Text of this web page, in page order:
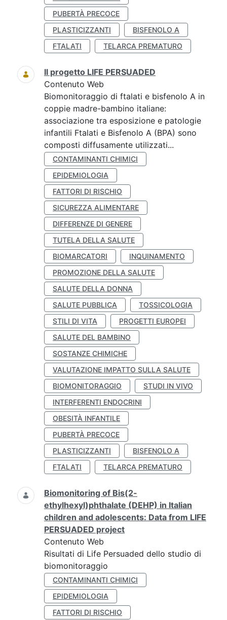
PUBERTÀ PRECOCE
PLASTICIZZANTI
BISFENOLO A
FTALATI
TELARCA PREMATURO
Il progetto LIFE PERSUADED
Contenuto Web
Biomonitoraggio di ftalati e bisfenolo A in
coppie madre-bambino italiane:
associazione tra esposizione e patologie
infantili Ftalati e Bisfenolo A (BPA) sono
composti diffusamente utilizzati...
CONTAMINANTI CHIMICI
EPIDEMIOLOGIA
FATTORI DI RISCHIO
SICUREZZA ALIMENTARE
DIFFERENZE DI GENERE
TUTELA DELLA SALUTE
BIOMARCATORI
INQUINAMENTO
PROMOZIONE DELLA SALUTE
SALUTE DELLA DONNA
SALUTE PUBBLICA
TOSSICOLOGIA
STILI DI VITA
PROGETTI EUROPEI
SALUTE DEL BAMBINO
SOSTANZE CHIMICHE
VALUTAZIONE IMPATTO SULLA SALUTE
BIOMONITORAGGIO
STUDI IN VIVO
INTERFERENTI ENDOCRINI
OBESITÀ INFANTILE
PUBERTÀ PRECOCE
PLASTICIZZANTI
BISFENOLO A
FTALATI
TELARCA PREMATURO
Biomonitoring of Bis(2-
ethylhexyl)phthalate (DEHP) in Italian
children and adolescents: Data from LIFE
PERSUADED project
Contenuto Web
Risultati di Life Persuaded dello studio di
biomonitoraggio
CONTAMINANTI CHIMICI
EPIDEMIOLOGIA
FATTORI DI RISCHIO